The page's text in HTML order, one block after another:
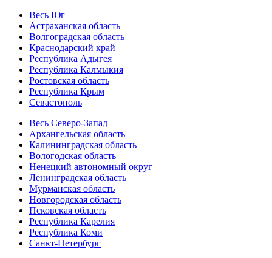
Весь Юг
Астраханская область
Волгоградская область
Краснодарский край
Республика Адыгея
Республика Калмыкия
Ростовская область
Республика Крым
Севастополь
Весь Северо-Запад
Архангельская область
Калининградская область
Вологодская область
Ненецкий автономный округ
Ленинградская область
Мурманская область
Новгородская область
Псковская область
Республика Карелия
Республика Коми
Санкт-Петербург